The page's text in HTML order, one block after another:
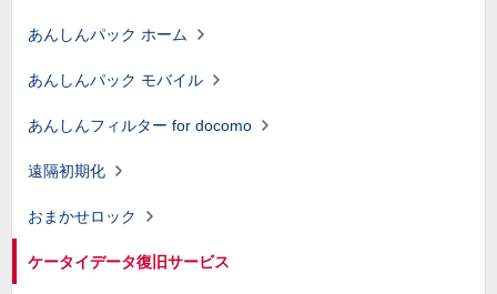
あんしんパック ホーム
あんしんパック モバイル
あんしんフィルター for docomo
遠隔初期化
おまかせロック
ケータイデータ復旧サービス